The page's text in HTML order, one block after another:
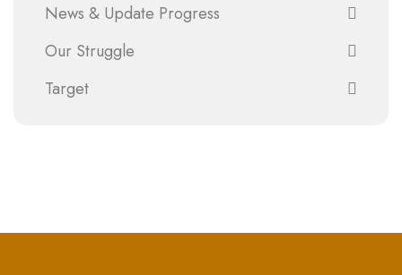
News & Update Progress
Our Struggle
Target